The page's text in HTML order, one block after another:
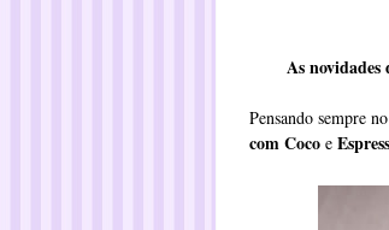
As novidades
Pensando sempre
com Coco e